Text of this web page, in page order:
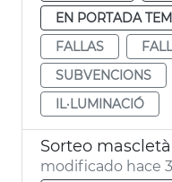
EN PORTADA
FALLAS
SUBVENCIONS
IL·LUMINACIÓ
modificado hace